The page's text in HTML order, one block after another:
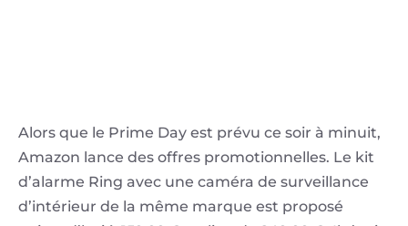
Alors que le Prime Day est prévu ce soir à minuit,
Amazon lance des offres promotionnelles. Le kit
d’alarme Ring avec une caméra de surveillance
d’intérieur de la même marque est proposé